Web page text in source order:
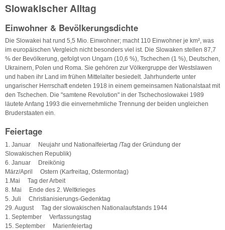
Slowakischer Alltag
Einwohner & Bevölkerungsdichte
Die Slowakei hat rund 5,5 Mio. Einwohner; macht 110 Einwohner je km², was
im europäischen Vergleich nicht besonders viel ist. Die Slowaken stellen 87,7
% der Bevölkerung, gefolgt von Ungarn (10,6 %), Tschechen (1 %), Deutschen,
Ukrainern, Polen und Roma. Sie gehören zur Völkergruppe der Westslawen
und haben ihr Land im frühen Mittelalter besiedelt. Jahrhunderte unter
ungarischer Herrschaft endeten 1918 in einem gemeinsamen Nationalstaat mit
den Tschechen. Die "samtene Revolution" in der Tschechoslowakei 1989
läutete Anfang 1993 die einvernehmliche Trennung der beiden ungleichen
Bruderstaaten ein.
Feiertage
1. Januar Neujahr und Nationalfeiertag /Tag der Gründung der
Slowakischen Republik)
6. Januar Dreikönig
März/April Ostern (Karfreitag, Ostermontag)
1.Mai Tag der Arbeit
8. Mai Ende des 2. Weltkrieges
5. Juli Christianisierungs-Gedenktag
29. August Tag der slowakischen Nationalaufstands 1944
1. September Verfassungstag
15. September Marienfeiertag